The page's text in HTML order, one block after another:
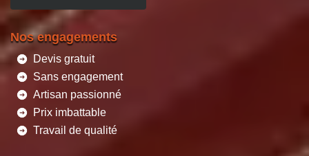
Nos engagements
Devis gratuit
Sans engagement
Artisan passionné
Prix imbattable
Travail de qualité